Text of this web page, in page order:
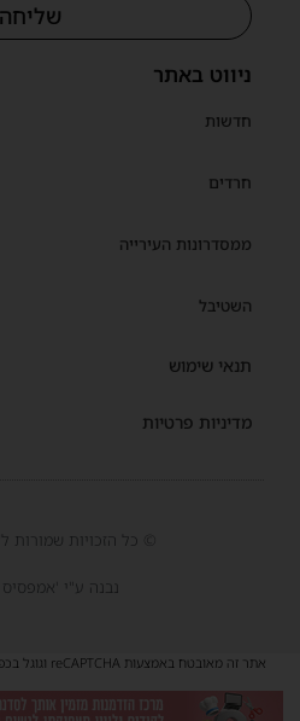
ניווט באתר
חדשות
חרדים
ממסדרונות העירייה
השטיבל
תנאי שימוש
מדיניות פרטיות
שליחה
© כל הזכויות שמורות
נבנה ע"י
אתר זה מאובטח באמצעות reCAPTCHA וגוגל בכפוף